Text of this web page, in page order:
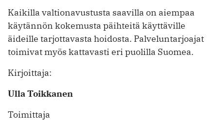
Kaikilla valtionavustusta saavilla on aiempaa
käytännön kokemusta päihteitä käyttäville
äideille tarjottavasta hoidosta. Palveluntarjoajat
toimivat myös kattavasti eri puolilla Suomea.
Kirjoittaja:
Ulla Toikkanen
Toimittaja